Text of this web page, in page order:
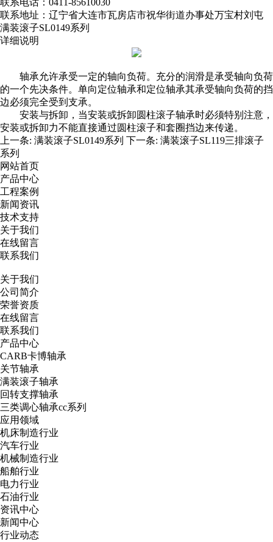
联系电话：0411-85610030
联系地址：辽宁省大连市瓦房店市祝华街道办事处万宝村刘屯
满装滚子SL0149系列
详细说明
轴承允许承受一定的轴向负荷。充分的润滑是承受轴向负荷
的一个先决条件。单向定位轴承和定位轴承其承受轴向负荷的挡
边必须完全受到支承。
安装与拆卸，当安装或拆卸圆柱滚子轴承时必须特别注意，
安装或拆卸力不能直接通过圆柱滚子和套圈挡边来传递。
上一条: 满装滚子SL0149系列 下一条: 满装滚子SL119三排滚子
系列
网站首页
产品中心
工程案例
新闻资讯
技术支持
关于我们
在线留言
联系我们
关于我们
公司简介
荣誉资质
在线留言
联系我们
产品中心
CARB卡博轴承
关节轴承
满装滚子轴承
回转支撑轴承
三类调心轴承cc系列
应用领域
机床制造行业
汽车行业
机械制造行业
船舶行业
电力行业
石油行业
资讯中心
新闻中心
行业动态